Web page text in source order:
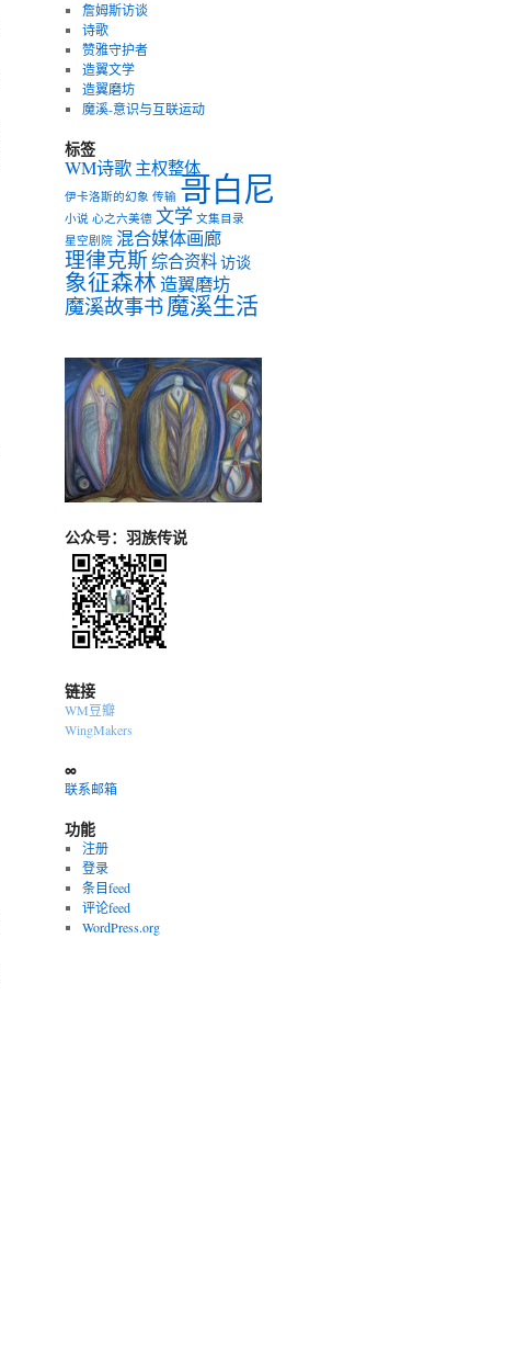
詹姆斯访谈
诗歌
赞雅守护者
造翼文学
造翼磨坊
魔溪-意识与互联运动
标签
WM诗歌 主权整体
伊卡洛斯的幻象 传输 哥白尼
小说 心之六美德 文学 文集目录
星空剧院 混合媒体画廊
理律克斯综合资料访谈
象征森林造翼磨坊
魔溪故事书魔溪生活
公众号：羽族传说
链接
WM豆瓣
WingMakers
∞
联系邮箱
功能
注册
登录
条目feed
评论feed
WordPress.org